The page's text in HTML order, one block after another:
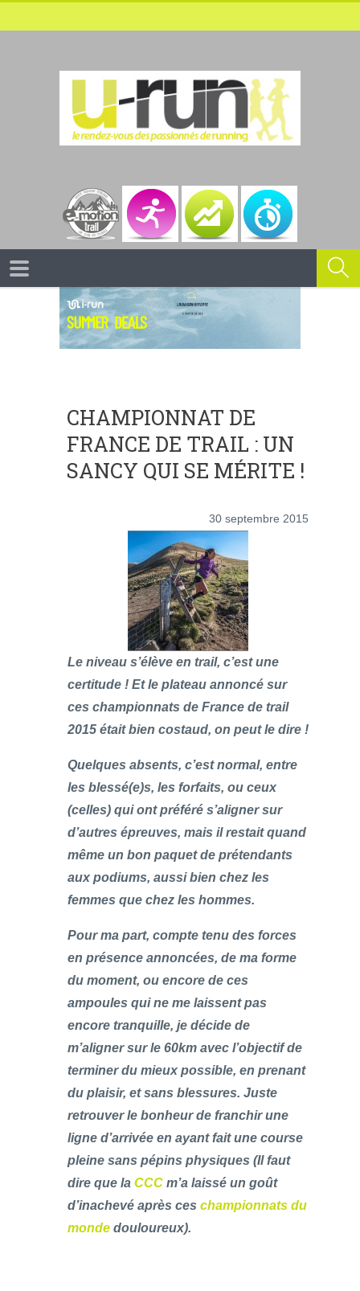
CHAMPIONNAT DE
FRANCE DE TRAIL : UN
SANCY QUI SE MÉRITE !
30 septembre 2015
Le niveau s’élève en trail, c’est une
certitude ! Et le plateau annoncé sur
ces championnats de France de trail
2015 était bien costaud, on peut le dire !
Quelques absents, c’est normal, entre
les blessé(e)s, les forfaits, ou ceux
(celles) qui ont préféré s’aligner sur
d’autres épreuves, mais il restait quand
même un bon paquet de prétendants
aux podiums, aussi bien chez les
femmes que chez les hommes.
Pour ma part, compte tenu des forces
en présence annoncées, de ma forme
du moment, ou encore de ces
ampoules qui ne me laissent pas
encore tranquille, je décide de
m’aligner sur le 60km avec l’objectif de
terminer du mieux possible, en prenant
du plaisir, et sans blessures. Juste
retrouver le bonheur de franchir une
ligne d’arrivée en ayant fait une course
pleine sans pépins physiques (Il faut
dire que la CCC m’a laissé un goût
d’inachevé après ces championnats du
monde douloureux).